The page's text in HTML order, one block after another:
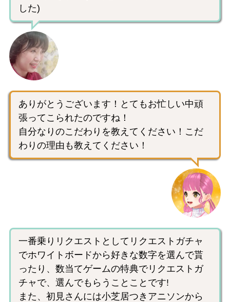
した)
ありがとうございます！とてもお忙しい中頑
張ってこられたのですね！
自分なりのこだわりを教えてください！こだ
わりの理由も教えてください！
一番乗りリクエストとしてリクエストガチャ
でホワイトボードから好きな数字を選んで貰
ったり、数当てゲームの特典でリクエストガ
チャで、選んでもらうことことです!
また、初見さんには小芝居つきアニソンから